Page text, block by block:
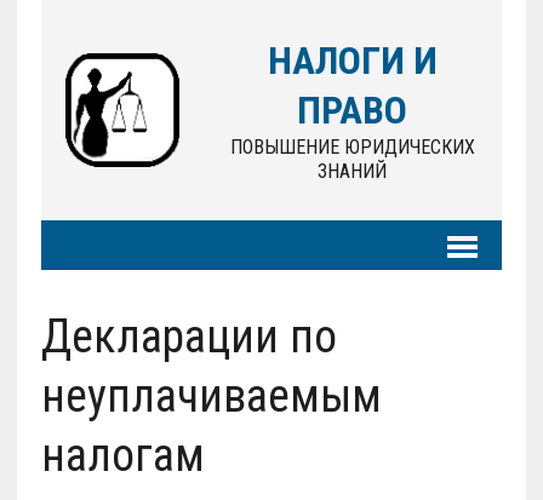
НАЛОГИ И
ПРАВО
ПОВЫШЕНИЕ ЮРИДИЧЕСКИХ
ЗНАНИЙ
Декларации по
неуплачиваемым
налогам